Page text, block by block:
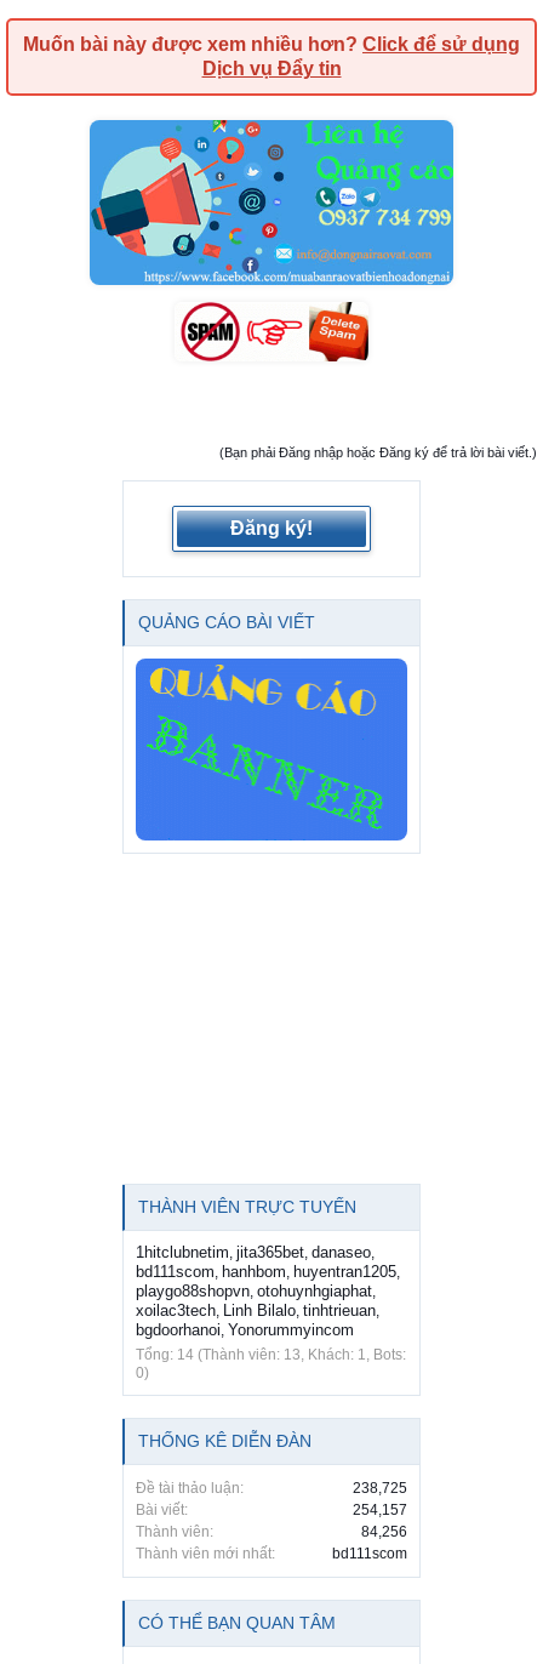
Muốn bài này được xem nhiều hơn? Click để sử dụng
Dịch vụ Đẩy tin
(Bạn phải Đăng nhập hoặc Đăng ký để trả lời bài viết.)
Đăng ký!
QUẢNG CÁO BÀI VIẾT
THÀNH VIÊN TRỰC TUYẾN
1hitclubnetim jita365bet danaseo
bd111scom hanhbom huyentran1205
playgo88shopvn otohuynhgiaphat
xoilac3tech Linh Bilalo tinhtrieuan
bgdoorhanoi Yonorummyincom
Tổng: 14 (Thành viên: 13, Khách: 1, Bots:
0)
THỐNG KÊ DIỄN ĐÀN
Đề tài thảo luận:
238,725
Bài viết:
254,157
Thành viên:
84,256
Thành viên mới nhất:
bd111scom
CÓ THỂ BẠN QUAN TÂM